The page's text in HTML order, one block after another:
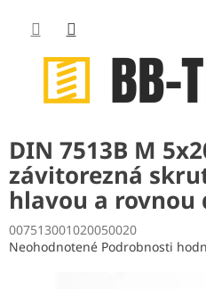
obsah
DIN 7513B M
závitorezná
hlavou a rovnou
007513001020050020
Priemerné
Neohodnotené Podrobnosti